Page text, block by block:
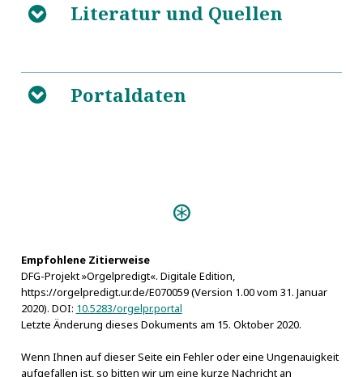
B Literatur und Quellen
5
https://de.wikipedia.org/wiki/
B Portaldaten
Stimme des Predigers (1737)
Empfohlene Zitierweise
DFG-Projekt »Orgelpredigt«. Digitale Edition,
https://orgelpredigt.ur.de/E070059 (Version 1.00 vom 31. Januar
2020). DOI: 10.5283/orgelpr.portal
Letzte Änderung dieses Dokuments am 15. Oktober 2020.
Wenn Ihnen auf dieser Seite ein Fehler oder eine Ungenauigkeit
aufgefallen ist, so bitten wir um eine kurze Nachricht an